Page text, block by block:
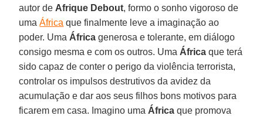
autor de Afrique Debout, formo o sonho vigoroso de
umaÁfrica que finalmente leve a imaginação ao
poder. Uma África generosa e tolerante, em diálogo
consigo mesma e com os outros. Uma África que terá
sido capaz de conter o perigo da violência terrorista,
controlar os impulsos destrutivos da avidez da
acumulação e dar aos seus filhos bons motivos para
ficarem em casa. Imagino uma África que promova